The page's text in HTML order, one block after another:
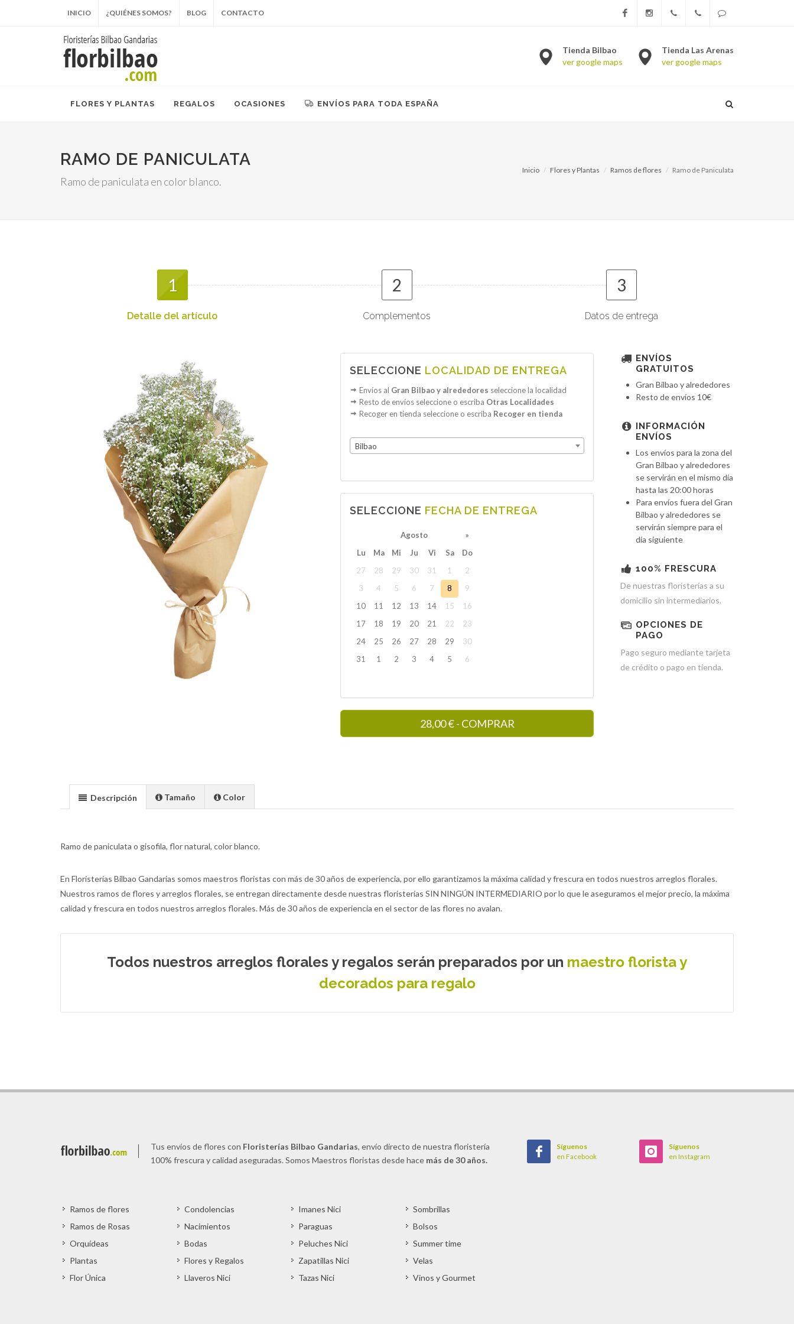
INICIO ¿QUIÉNES SOMOS? BLOG CONTACTO
944.245.536944.634.532
677 340
Tienda Bilbao
ver google maps
Tienda Las Arenas
ver google maps
FLORES Y PLANTAS REGALOS OCASIONES ENVÍOS PARA TODA ESPAÑA
RAMO DE PANICULATA
Ramo de paniculata en color blanco.
Inicio Flores y Plantas Ramos de flores Ramo de Paniculata
1
Detalle del artículo
2
Complementos
3
Datos de entrega
SELECCIONE LOCALIDAD DE ENTREGA
Envíos al Gran Bilbao y alrededores seleccione la localidad
Resto de envíos seleccione o escriba Otras Localidades
Recoger en tienda seleccione o escriba Recoger en tienda
Bilbao
SELECCIONE FECHA DE ENTREGA
Agosto
»
Lu
Ma Mi Ju Vi Sa
Do
27
28 29 30 31 1
2
3
4 5 6 7 8
9
10
11 12 13 14 15
16
17
18 19 20 21 22
23
24
25 26 27 28 29
30
31
1 2 3 4 5 6
28,00€- COMPRAR
ENVÍOS
GRATUITOS
Gran Bilbao y alrededores
Resto de envíos 10€
INFORMACIÓN
ENVÍOS
Los envíos para la zona del
Gran Bilbao y alrededores
se servirán en el mismo día
hasta las 20:00 horas
Para envíos fuera del Gran
Bilbao y alrededores se
servirán siempre para el
día siguiente
100% FRESCURA
De nuestras floristerías a su
domicilio sin intermediarios.
OPCIONES DE
PAGO
Pago seguro mediante tarjeta
de crédito o pago en tienda.
Descripción Tamaño Color
Ramo de paniculata o gisofila, flor natural, color blanco.
En Floristerías Bilbao Gandarias somos maestros floristas con más de 30 años de experiencia, por ello garantizamos la máxima calidad y frescura en todos nuestros arreglos florales.
Nuestros ramos de flores y arreglos florales, se entregan directamente desde nuestras floristerías SIN NINGÚN INTERMEDIARIO por lo que le aseguramos el mejor precio, la máxima
calidad y frescura en todos nuestros arreglos florales. Más de 30 años de experiencia en el sector de las flores no avalan.
Todos nuestros arreglos florales y regalos serán preparados por un maestro florista y
decorados para regalo
Tus envíos de flores con Floristerías Bilbao Gandarias, envío directo de nuestra floristería
100% frescura y calidad aseguradas. Somos Maestros floristas desde hace más de 30 años.
Ramos de flores
Ramos de Rosas
Orquídeas
Plantas
Flor Única
Condolencias
Nacimientos
Bodas
Flores y Regalos
Llaveros Nici
Imanes Nici
Paraguas
Peluches Nici
Zapatillas Nici
Tazas Nici
Sombrillas
Bolsos
Summer time
Velas
Vinos y Gourmet
Síguenos
en Facebook
Síguenos
en Instagram